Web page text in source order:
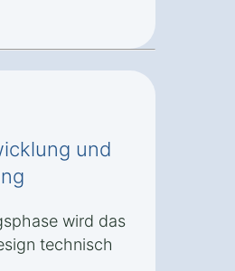
und
wird das
technisch